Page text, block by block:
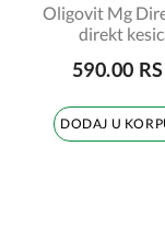
Oligovit Mg
direkt
590.00
DODAJ U